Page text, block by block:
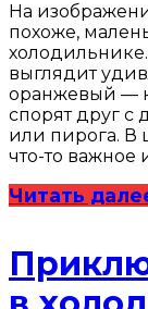
На
похоже,
выглядит
оранжевый —
спорят друг с
или пирога. В
что-то важное
Читать